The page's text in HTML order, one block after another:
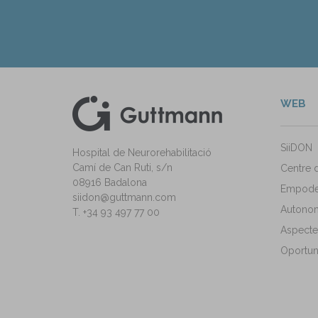
Hospital de Neurorehabilitació
Camí de Can Ruti, s/n
08916 Badalona
siidon@guttmann.com
T. +34 93 497 77 00
WEB
SiiDON
Centre